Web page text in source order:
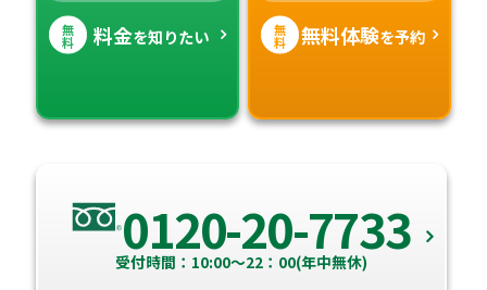
無
料 料金を知りたい 無
料 無料体験を予約
0120-20-7733
受付時間：10:00～22：00(年中無休)